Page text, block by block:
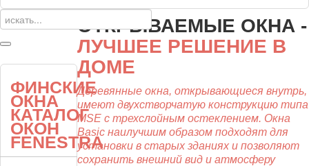
ОТКРЫВАЕМЫЕ ОКНА -
ЛУЧШЕЕ РЕШЕНИЕ В
ДОМЕ
Деревянные окна, открывающиеся внутрь,
имеют двухстворчатую конструкцию типа
MSE с трехслойным остеклением. Окна
Basic наилучшим образом подходят для
установки в старых зданиях и позволяют
сохранить внешний вид и атмосферу
ФИНСКИЕ
ОКНА
КАТАЛОГ
ОКОН
FENESTRA